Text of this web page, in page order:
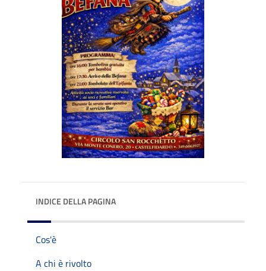
INDICE DELLA PAGINA
Cos'è
A chi è rivolto